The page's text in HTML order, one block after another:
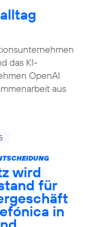
das KI-
OpenAI
aus
wird
für
in